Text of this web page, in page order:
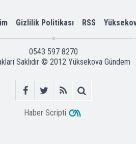
Gizlilik Politikası RSS
0543 597 8270
Saklıdır © 2012 Yüksekova Gündem
Haber Scripti